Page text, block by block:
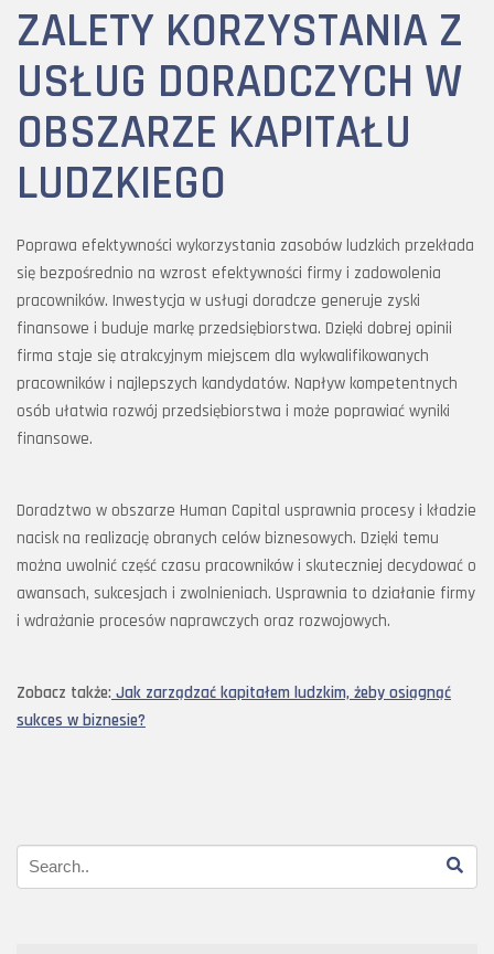
ZALETY KORZYSTANIA Z
USŁUG DORADCZYCH W
OBSZARZE KAPITAŁU
LUDZKIEGO
Poprawa efektywności wykorzystania zasobów ludzkich przekłada
się bezpośrednio na wzrost efektywności firmy i zadowolenia
pracowników. Inwestycja w usługi doradcze generuje zyski
finansowe i buduje markę przedsiębiorstwa. Dzięki dobrej opinii
firma staje się atrakcyjnym miejscem dla wykwalifikowanych
pracowników i najlepszych kandydatów. Napływ kompetentnych
osób ułatwia rozwój przedsiębiorstwa i może poprawiać wyniki
finansowe.
Doradztwo w obszarze Human Capital usprawnia procesy i kładzie
nacisk na realizację obranych celów biznesowych. Dzięki temu
można uwolnić część czasu pracowników i skuteczniej decydować o
awansach, sukcesjach i zwolnieniach. Usprawnia to działanie firmy
i wdrażanie procesów naprawczych oraz rozwojowych.
Zobacz także: Jak zarządzać kapitałem ludzkim, żeby osiągnąć
sukces w biznesie?